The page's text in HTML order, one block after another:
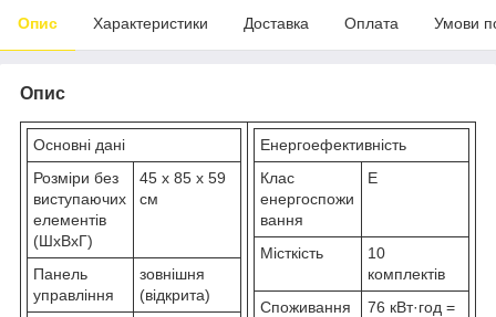
Опис Характеристики Доставка Оплата Умови
Опис
Основні дані
Розміри без
виступаючих
елементів
(ШxВxГ)
45 x 85 x 59
см
Панель
управління
зовнішня
(відкрита)
Енергоефективність
Клас
енергоспожи
вання
E
Місткість
10
комплектів
Споживання
76 кВт·год =